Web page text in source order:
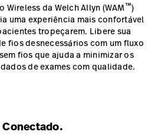
da Welch Allyn (WAM™)
uma experiência mais confortável
tropeçarem. Libere sua
fios desnecessários com um fluxo
fios que ajuda a minimizar os
de exames com qualidade.